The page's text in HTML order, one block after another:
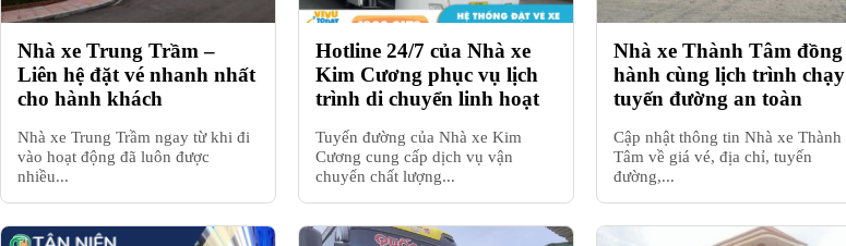
Nhà xe Trung Trầm –
Liên hệ đặt vé nhanh nhất
cho hành khách
Nhà xe Trung Trầm ngay từ khi đi
vào hoạt động đã luôn được
nhiều...
Hotline 24/7 của Nhà xe
Kim Cương phục vụ lịch
trình di chuyển linh hoạt
Tuyến đường của Nhà xe Kim
Cương cung cấp dịch vụ vận
chuyển chất lượng...
Nhà xe Thành Tâm đồng
hành cùng lịch trình chạy
tuyến đường an toàn
Cập nhật thông tin Nhà xe Thành
Tâm về giá vé, địa chỉ, tuyến
đường,...